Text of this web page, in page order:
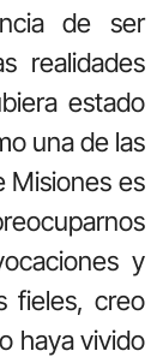
de ser
realidades
estado
una de las
Misiones es
y
fieles, creo
haya vivido